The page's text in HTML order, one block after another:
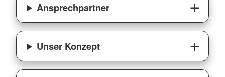
Ansprechpartner
Unser Konzept